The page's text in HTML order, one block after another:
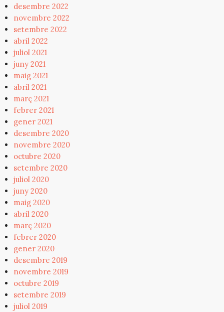
desembre 2022
novembre 2022
setembre 2022
abril 2022
juliol 2021
juny 2021
maig 2021
abril 2021
març 2021
febrer 2021
gener 2021
desembre 2020
novembre 2020
octubre 2020
setembre 2020
juliol 2020
juny 2020
maig 2020
abril 2020
març 2020
febrer 2020
gener 2020
desembre 2019
novembre 2019
octubre 2019
setembre 2019
juliol 2019